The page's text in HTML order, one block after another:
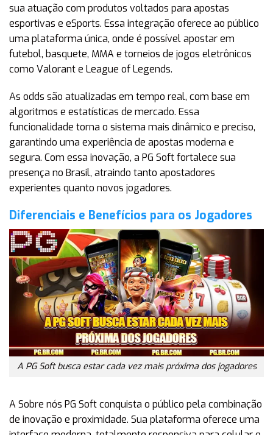
sua atuação com produtos voltados para apostas
esportivas e eSports. Essa integração oferece ao público
uma plataforma única, onde é possível apostar em
futebol, basquete, MMA e torneios de jogos eletrônicos
como Valorant e League of Legends.
As odds são atualizadas em tempo real, com base em
algoritmos e estatísticas de mercado. Essa
funcionalidade torna o sistema mais dinâmico e preciso,
garantindo uma experiência de apostas moderna e
segura. Com essa inovação, a PG Soft fortalece sua
presença no Brasil, atraindo tanto apostadores
experientes quanto novos jogadores.
Diferenciais e Benefícios para os Jogadores
A PG Soft busca estar cada vez mais próxima dos jogadores
A Sobre nós PG Soft conquista o público pela combinação
de inovação e proximidade. Sua plataforma oferece uma